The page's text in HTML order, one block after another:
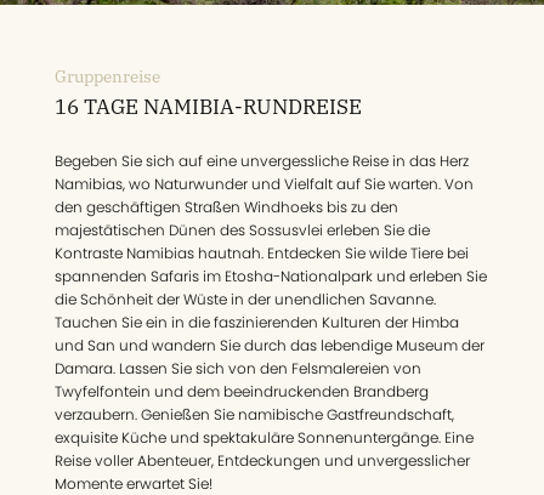
Gruppenreise
16 TAGE NAMIBIA-RUNDREISE
Begeben Sie sich auf eine unvergessliche Reise in das Herz
Namibias, wo Naturwunder und Vielfalt auf Sie warten. Von
den geschäftigen Straßen Windhoeks bis zu den
majestätischen Dünen des Sossusvlei erleben Sie die
Kontraste Namibias hautnah. Entdecken Sie wilde Tiere bei
spannenden Safaris im Etosha-Nationalpark und erleben Sie
die Schönheit der Wüste in der unendlichen Savanne.
Tauchen Sie ein in die faszinierenden Kulturen der Himba
und San und wandern Sie durch das lebendige Museum der
Damara. Lassen Sie sich von den Felsmalereien von
Twyfelfontein und dem beeindruckenden Brandberg
verzaubern. Genießen Sie namibische Gastfreundschaft,
exquisite Küche und spektakuläre Sonnenuntergänge. Eine
Reise voller Abenteuer, Entdeckungen und unvergesslicher
Momente erwartet Sie!